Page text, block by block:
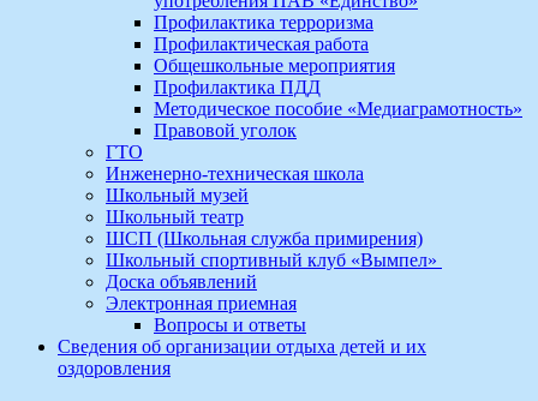
Профилактика терроризма
Профилактическая работа
Общешкольные мероприятия
Профилактика ПДД
Методическое пособие «Медиаграмотность»
Правовой уголок
ГТО
Инженерно-техническая школа
Школьный музей
Школьный театр
ШСП (Школьная служба примирения)
Школьный спортивный клуб «Вымпел»
Доска объявлений
Электронная приемная
Вопросы и ответы
Сведения об организации отдыха детей и их
оздоровления